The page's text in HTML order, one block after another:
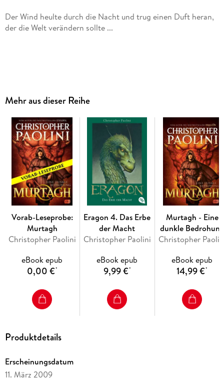
Der Wind heulte durch die Nacht und trug einen Duft heran,
der die Welt verändern sollte ...
zeichnen sich auf seiner Oberfläche ab - ein Drachenjunges
entschlüpft der Schale und es beschert Eragon ein
Vermächtnis, das älter ist als die Welt ...
Über Nacht wird Eragon in eine schicksalhafte Welt voller
Magie und Macht geworfen. Elfen, Zwerge und Monster
bevölkern Alagaesia, dessen grenzenlos grausamer Herrscher
das Volk unterjocht. Mit nichts als einem Schwert und den
Ratschlägen seines Lehrmeisters stellt sich Eragon dem
Kampf gegen das Böse. An seiner Seite Saphira, der blaue
Drache.
können? Das Schicksal aller liegt in seiner Hand ...
Mehr aus dieser Reihe
Vorab-Leseprobe:
Murtagh
Christopher Paolini
eBook epub
0,00 €*
Eragon 4. Das Erbe
der Macht
Christopher Paolini
eBook epub
9,99 €*
Murtagh - Eine
dunkle Bedrohung
Christopher
eBook epub
14,99 €*
Produktdetails
Erscheinungsdatum
11. März 2009